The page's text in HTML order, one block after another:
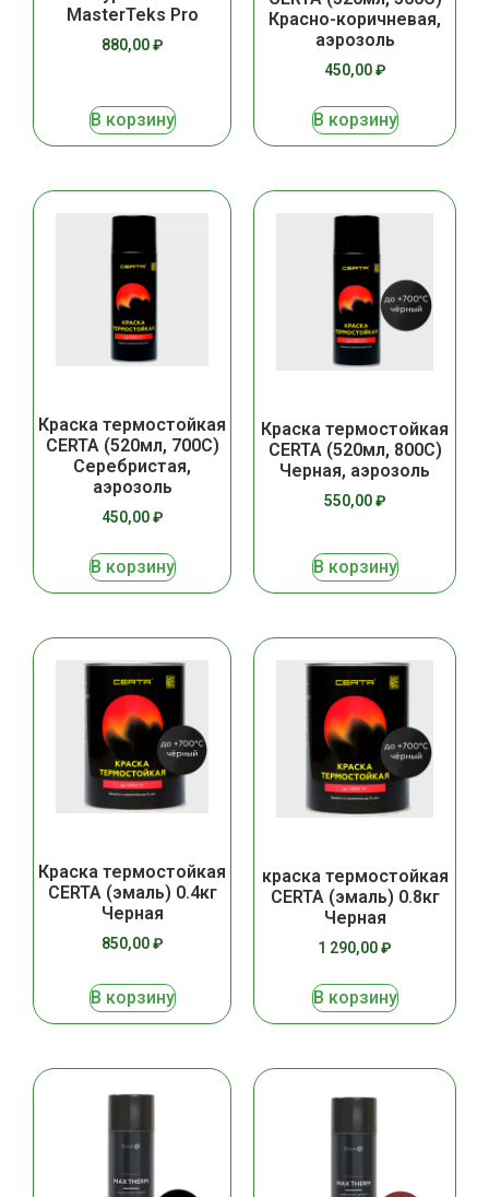
MasterTeks Pro
880,00₽
В корзину
Красно-коричневая,
аэрозоль
450,00₽
В корзину
Краска термостойкая
CERTA (520мл, 700С)
Серебристая,
аэрозоль
450,00₽
В корзину
Краска термостойкая
CERTA (520мл, 800С)
Черная, аэрозоль
550,00₽
В корзину
Краска термостойкая
CERTA (эмаль) 0.4кг
Черная
850,00₽
В корзину
краска термостойкая
CERTA (эмаль) 0.8кг
Черная
1 290,00₽
В корзину